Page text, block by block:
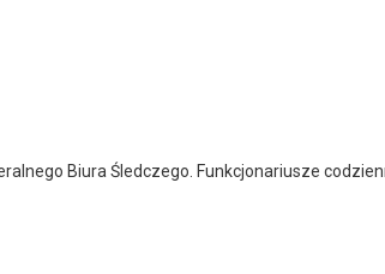
Biura Śledczego. Funkcjonariusze